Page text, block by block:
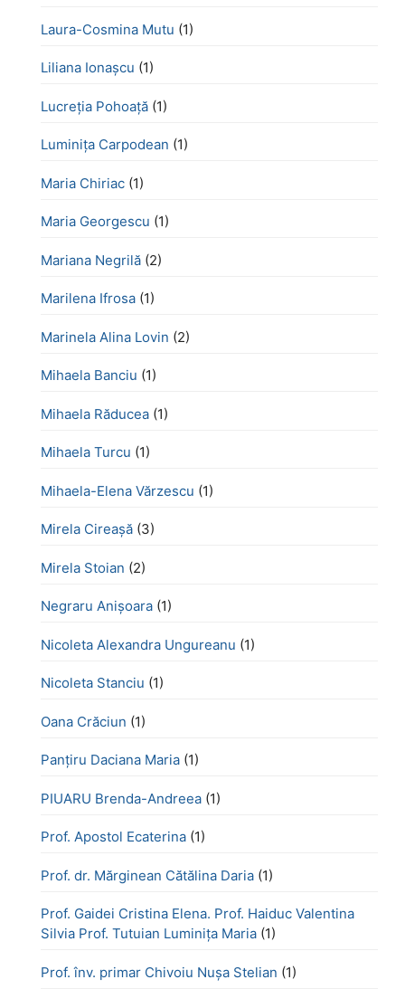
Laura-Cosmina Mutu (1)
Liliana Ionașcu (1)
Lucreţia Pohoaţă (1)
Luminița Carpodean (1)
Maria Chiriac (1)
Maria Georgescu (1)
Mariana Negrilă (2)
Marilena Ifrosa (1)
Marinela Alina Lovin (2)
Mihaela Banciu (1)
Mihaela Răducea (1)
Mihaela Turcu (1)
Mihaela-Elena Vărzescu (1)
Mirela Cireașă (3)
Mirela Stoian (2)
Negraru Anișoara (1)
Nicoleta Alexandra Ungureanu (1)
Nicoleta Stanciu (1)
Oana Crăciun (1)
Panțiru Daciana Maria (1)
PIUARU Brenda-Andreea (1)
Prof. Apostol Ecaterina (1)
Prof. dr. Mărginean Cătălina Daria (1)
Prof. Gaidei Cristina Elena. Prof. Haiduc Valentina
Silvia Prof. Tutuian Luminița Maria (1)
Prof. înv. primar Chivoiu Nușa Stelian (1)